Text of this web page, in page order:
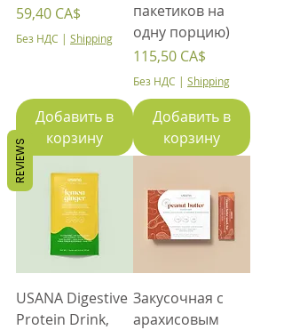
Цена
59,40 CA$
Без НДС | Shipping
Добавить в
корзину
пакетиков на
одну порцию)
Цена
115,50 CA$
Без НДС | Shipping
Добавить в
корзину
USANA Digestive
Protein Drink,
Закусочная с
арахисовым
REVIEWS